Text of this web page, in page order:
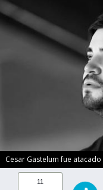
Cesar Gastelum fue
11